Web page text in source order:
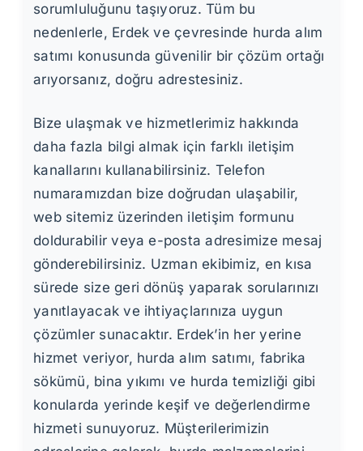
sorumluluğunu taşıyoruz. Tüm bu
nedenlerle, Erdek ve çevresinde hurda alım
satımı konusunda güvenilir bir çözüm ortağı
arıyorsanız, doğru adrestesiniz.
Bize ulaşmak ve hizmetlerimiz hakkında
daha fazla bilgi almak için farklı iletişim
kanallarını kullanabilirsiniz. Telefon
numaramızdan bize doğrudan ulaşabilir,
web sitemiz üzerinden iletişim formunu
doldurabilir veya e-posta adresimize mesaj
gönderebilirsiniz. Uzman ekibimiz, en kısa
sürede size geri dönüş yaparak sorularınızı
yanıtlayacak ve ihtiyaçlarınıza uygun
çözümler sunacaktır. Erdek’in her yerine
hizmet veriyor, hurda alım satımı, fabrika
sökümü, bina yıkımı ve hurda temizliği gibi
konularda yerinde keşif ve değerlendirme
hizmeti sunuyoruz. Müşterilerimizin